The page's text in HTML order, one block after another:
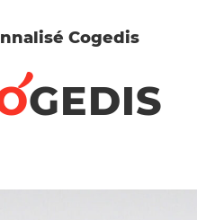
Cogedis
GEDIS